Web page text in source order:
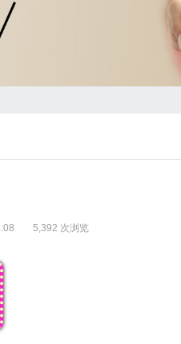
5,392 次浏览